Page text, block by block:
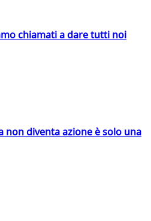
chiamati a dare tutti noi
non diventa azione è solo una